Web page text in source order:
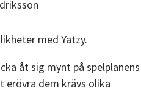
med Yatzy.
åt sig mynt på spelplanens
erövra dem krävs olika